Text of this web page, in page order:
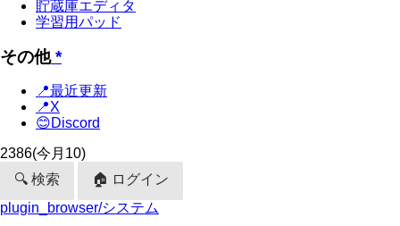
貯蔵庫エディタ
学習用パッド
その他*
📍最近更新
📍X
😊Discord
2386(今月10)
🔍 検索
🏠 ログイン
plugin_browser/システム